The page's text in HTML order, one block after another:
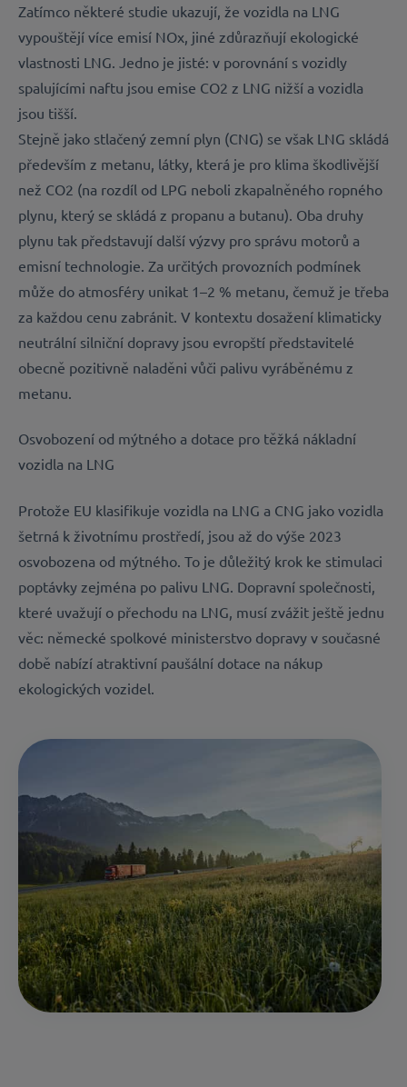
Zatímco některé studie ukazují, že vozidla na LNG
vypouštějí více emisí NOx, jiné zdůrazňují ekologické
vlastnosti LNG. Jedno je jisté: v porovnání s vozidly
spalujícími naftu jsou emise CO2 z LNG nižší a vozidla
jsou tišší.
Stejně jako stlačený zemní plyn (CNG) se však LNG skládá
především z metanu, látky, která je pro klima škodlivější
než CO2 (na rozdíl od LPG neboli zkapalněného ropného
plynu, který se skládá z propanu a butanu). Oba druhy
plynu tak představují další výzvy pro správu motorů a
emisní technologie. Za určitých provozních podmínek
může do atmosféry unikat 1–2 % metanu, čemuž je třeba
za každou cenu zabránit. V kontextu dosažení klimaticky
neutrální silniční dopravy jsou evropští představitelé
obecně pozitivně naladěni vůči palivu vyráběnému z
metanu.
Osvobození od mýtného a dotace pro těžká nákladní
vozidla na LNG
Protože EU klasifikuje vozidla na LNG a CNG jako vozidla
šetrná k životnímu prostředí, jsou až do výše 2023
osvobozena od mýtného. To je důležitý krok ke stimulaci
poptávky zejména po palivu LNG. Dopravní společnosti,
které uvažují o přechodu na LNG, musí zvážit ještě jednu
věc: německé spolkové ministerstvo dopravy v současné
době nabízí atraktivní paušální dotace na nákup
ekologických vozidel.